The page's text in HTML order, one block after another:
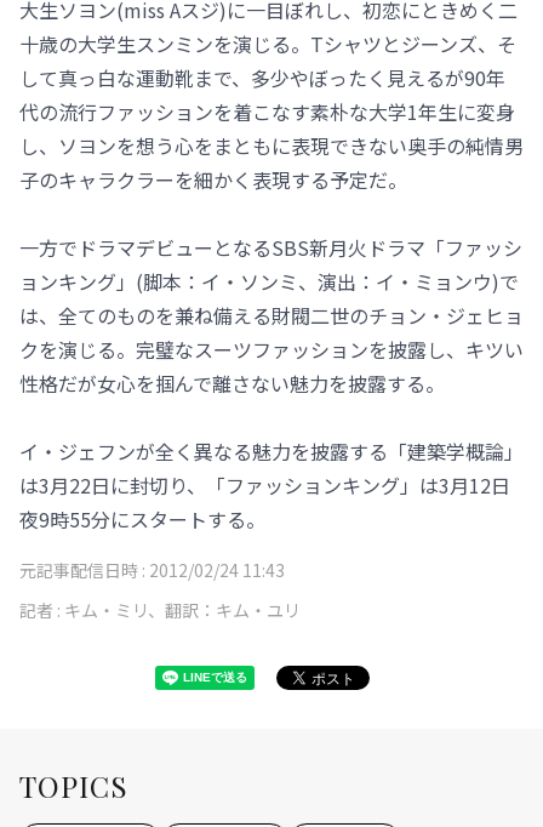
大生ソヨン(miss Aスジ)に一目ぼれし、初恋にときめく二
十歳の大学生スンミンを演じる。Tシャツとジーンズ、そ
して真っ白な運動靴まで、多少やぼったく見えるが90年
代の流行ファッションを着こなす素朴な大学1年生に変身
し、ソヨンを想う心をまともに表現できない奥手の純情男
子のキャラクラーを細かく表現する予定だ。
一方でドラマデビューとなるSBS新月火ドラマ「ファッシ
ョンキング」(脚本：イ・ソンミ、演出：イ・ミョンウ)で
は、全てのものを兼ね備える財閥二世のチョン・ジェヒョ
クを演じる。完璧なスーツファッションを披露し、キツい
性格だが女心を掴んで離さない魅力を披露する。
イ・ジェフンが全く異なる魅力を披露する「建築学概論」
は3月22日に封切り、「ファッションキング」は3月12日
夜9時55分にスタートする。
元記事配信日時 : 2012/02/24 11:43
記者 : キム・ミリ、翻訳：キム・ユリ
TOPICS